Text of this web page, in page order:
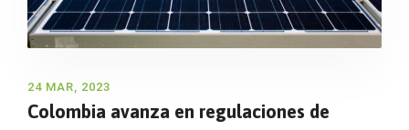
24 MAR, 2023
Colombia avanza en regulaciones de